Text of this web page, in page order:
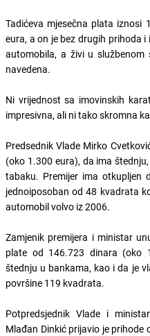
Tadićeva mjesečna plata iznosi
eura, a on je bez drugih prihoda
automobila, a živi u
navedena.
Ni vrijednost sa imovinskih
impresivna, ali ni tako skromna
Predsednik Vlade Mirko
(oko 1.300 eura), da ima
tabaku. Premijer ima otkupljen
jednoiposoban od 48 kvadrata
automobil volvo iz 2006.
Zamjenik premijera i ministar
plate od 146.723 dinara (oko
štednju u bankama, kao i da je
površine 119 kvadrata.
Potpredsjednik Vlade i
Mlađan Dinkić prijavio je